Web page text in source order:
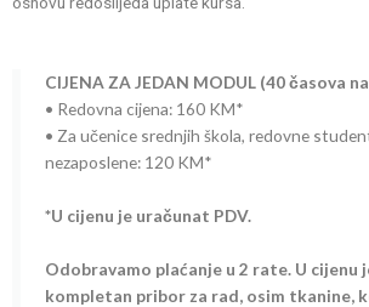
CIJENA ZA JEDAN MODUL (40 časova
• Redovna cijena: 160 KM*
• Za učenice srednjih škola, redovne
nezaposlene: 120 KM*
*U cijenu je uračunat PDV.
Odobravamo plaćanje u 2 rate. U cijenu
kompletan pribor za rad, osim tkanine,